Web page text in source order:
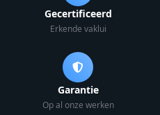
Gecertificeerd
Erkende vaklui
Garantie
Op al onze werken